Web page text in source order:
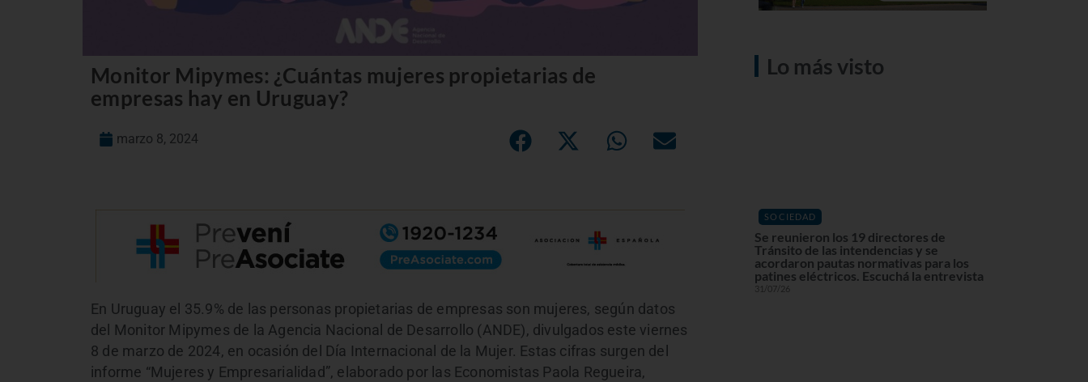
Monitor Mipymes: ¿Cuántas mujeres propietarias de
empresas hay en Uruguay?
marzo 8, 2024
En Uruguay el 35.9% de las personas propietarias de empresas son mujeres, según datos
del Monitor Mipymes de la Agencia Nacional de Desarrollo (ANDE), divulgados este viernes
8 de marzo de 2024, en ocasión del Día Internacional de la Mujer. Estas cifras surgen del
informe “Mujeres y Empresarialidad”, elaborado por las Economistas Paola Regueira,
Lo más visto
SOCIEDAD
Se reunieron los 19 directores de
Tránsito de las intendencias y se
acordaron pautas normativas para los
patines eléctricos. Escuchá la entrevista
31/07/26